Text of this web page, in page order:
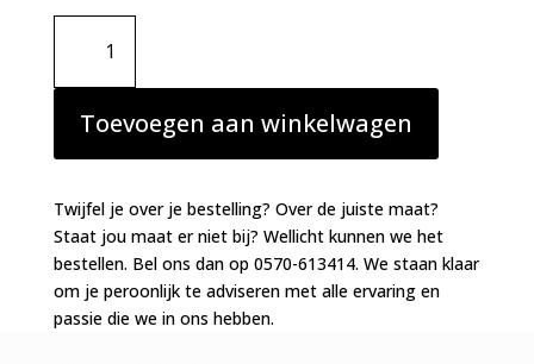
Aubade
Iconic
calypso
Bh
laag
decollete
aantal
Toevoegen aan winkelwagen
Twijfel je over je bestelling? Over de juiste maat?
Staat jou maat er niet bij? Wellicht kunnen we het
bestellen. Bel ons dan op 0570-613414. We staan klaar
om je peroonlijk te adviseren met alle ervaring en
passie die we in ons hebben.